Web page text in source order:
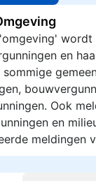
en
Ook
en
meldingen